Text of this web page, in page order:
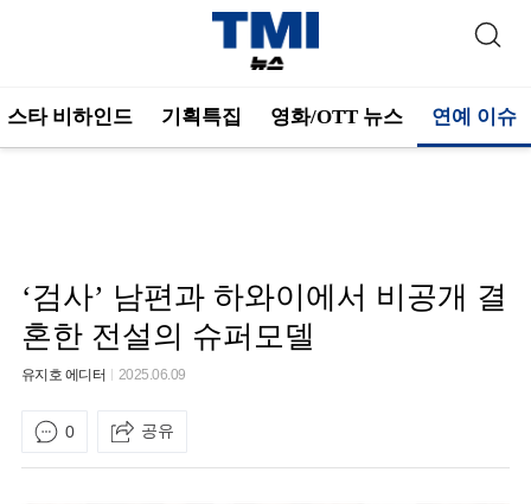
스타 비하인드 기획특집 영화/OTT 뉴스 연예 이슈
‘검사’ 남편과 하와이에서 비공개 결
혼한 전설의 슈퍼모델
유지호 에디터 2025.06.09
0 공유